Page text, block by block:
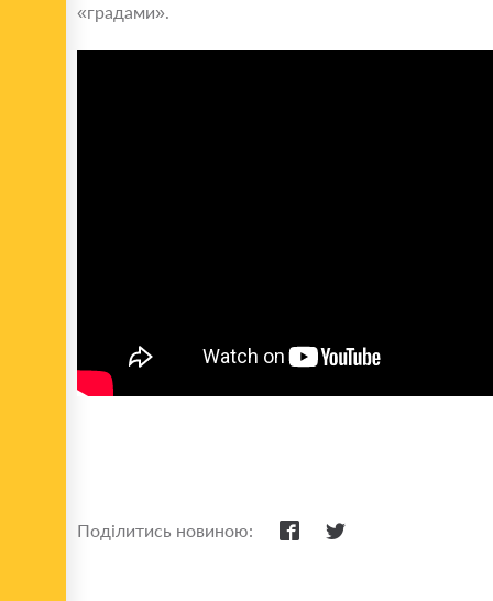
«градами».
Поділитись новиною: